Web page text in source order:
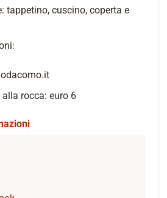
tappetino, cuscino, coperta e
rocca: euro 6